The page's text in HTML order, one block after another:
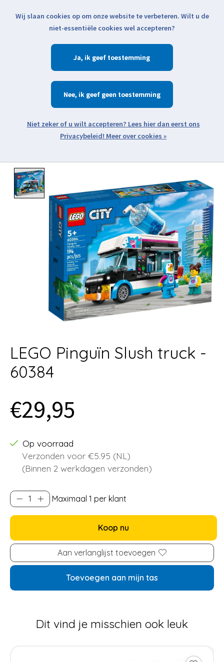
Klik voor actuele verzendinformatie...
Verlanglijst
Zoeken
Open webshop menu
LEGO Pinguïn Slush truck -
60384
€29,95
Op voorraad
Verzonden voor €5.95 (NL)
(Binnen 2 werkdagen verzonden)
Maximaal 1 per klant
Koop nu
Aan verlanglijst toevoegen
Toevoegen aan mijn tas
Dit vind je misschien ook leuk
Wij slaan cookies op om onze website te verbeteren. Wilt u de
niet-essentiële cookies wel accepteren?
Ja
Nee
Meer over cookies »